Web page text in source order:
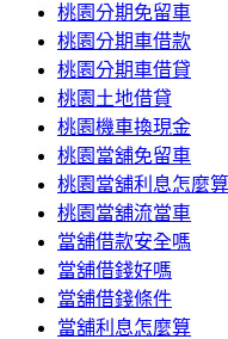
桃園分期免留車
桃園分期車借款
桃園分期車借貸
桃園土地借貸
桃園機車換現金
桃園當舖免留車
桃園當舖利息怎麼算
桃園當舖流當車
當舖借款安全嗎
當舖借錢好嗎
當舖借錢條件
當舖利息怎麼算